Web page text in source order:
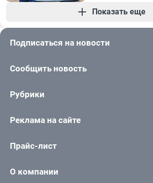
Показать еще
Подписаться на новости
Сообщить новость
Рубрики
Реклама на сайте
Прайс-лист
О компании